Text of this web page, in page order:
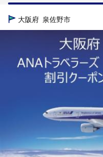
TOP
大阪府 泉佐野市